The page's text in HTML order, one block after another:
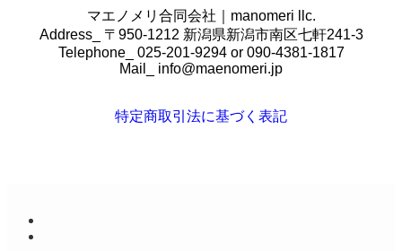
マエノメリ合同会社｜manomeri llc.
Address_ 〒950-1212 新潟県新潟市南区七軒241-3
Telephone_ 025-201-9294 or 090-4381-1817
Mail_ info@maenomeri.jp
特定商取引法に基づく表記